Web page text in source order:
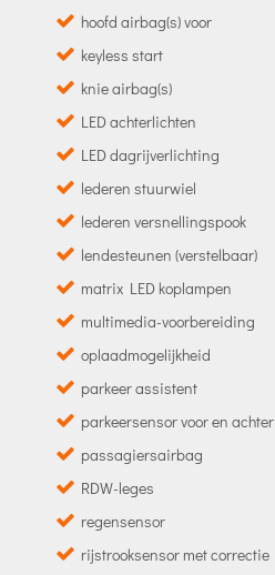
hoofd airbag(s) voor
keyless start
knie airbag(s)
LED achterlichten
LED dagrijverlichting
lederen stuurwiel
lederen versnellingspook
lendesteunen (verstelbaar)
matrix LED koplampen
multimedia-voorbereiding
oplaadmogelijkheid
parkeer assistent
parkeersensor voor en achter
passagiersairbag
RDW-leges
regensensor
rijstrooksensor met correctie